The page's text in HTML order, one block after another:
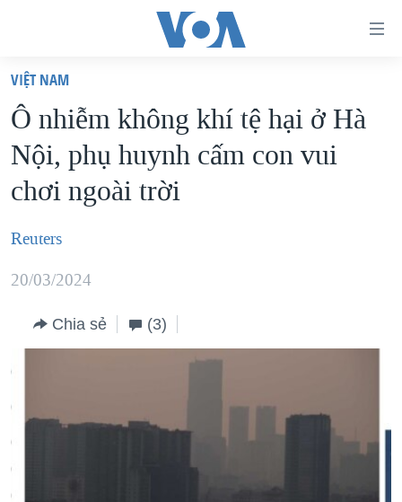
truy
cập
Tới
nội
chính
điều
hướng
chính
Đi
tới
"Tìm"
TRANG CHỦ
VIỆT NAM
HOA KỲ
BIỂN ĐÔNG
THẾ GIỚI
DIỄN ĐÀN
MỤC
NGƯỜI VIỆT HẢI NGOẠI
CHUYÊN ĐỀ
MỘT NĂM CHIẾN TRANH TẠI DẢI GAZA
VIDEO
VIỆT NAM
Ô nhiễm không khí tệ hại ở Hà
Nội, phụ huynh cấm con vui
chơi ngoài trời
Reuters
20/03/2024
Chia sẻ (3)